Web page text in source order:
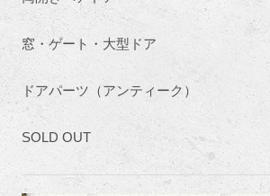
窓・ゲート・大型ドア
ドアパーツ（アンティーク）
SOLD OUT